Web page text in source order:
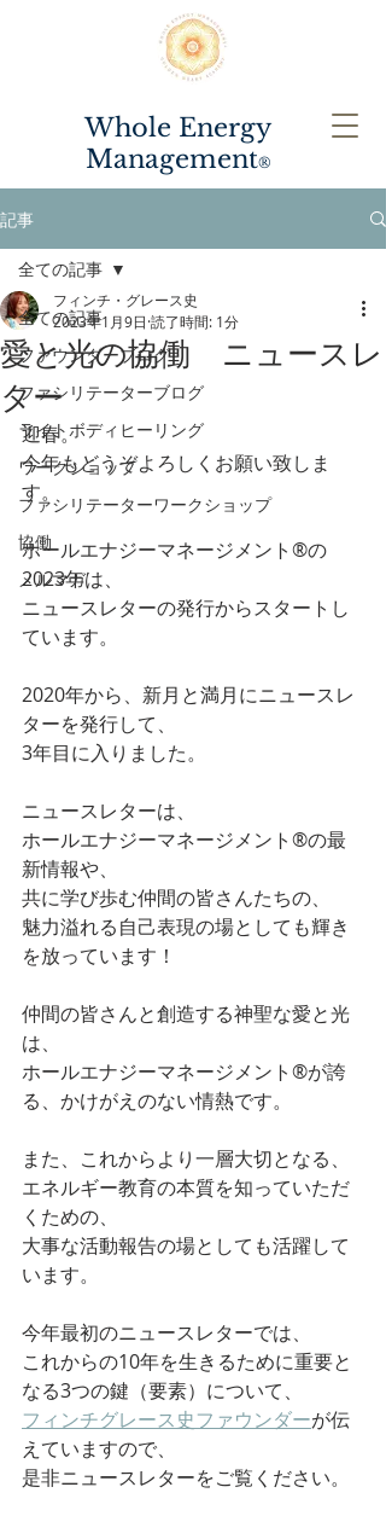
Whole Energy
Management®️
記事
全ての記事
ファウンダーブログ
ファシリテーターブログ
ライトボディヒーリング
ワークショップ
ファシリテーターワークショップ
協働
メルマガ
全ての記事
愛と光の協働 ニュースレ
ター
フィンチ・グレース史
2023年1月9日 読了時間: 1分
迎春。
今年もどうぞよろしくお願い致しま
す。
ホールエナジーマネージメント®︎の
2023年は、
ニュースレターの発行からスタートし
ています。
2020年から、新月と満月にニュースレ
ターを発行して、
3年目に入りました。
ニュースレターは、
ホールエナジーマネージメント®︎の最
新情報や、
共に学び歩む仲間の皆さんたちの、
魅力溢れる自己表現の場としても輝き
を放っています！
仲間の皆さんと創造する神聖な愛と光
は、
ホールエナジーマネージメント®︎が誇
る、かけがえのない情熱です。
また、これからより一層大切となる、
エネルギー教育の本質を知っていただ
くための、
大事な活動報告の場としても活躍して
います。
今年最初のニュースレターでは、
これからの10年を生きるために重要と
なる3つの鍵（要素）について、
フィンチグレース史ファウンダーが伝
えていますので、
是非ニュースレターをご覧ください。